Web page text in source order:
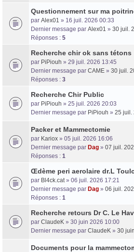
Questionnement sur ma
par Alex01 » 16 juil. 2026 00:33
Dernier message par Alex01 » 30 juil.
Réponses : 5
Recherche chir ok sans tétons
par PiPiouh » 29 juil. 2026 13:45
Dernier message par CAME » 30 juil.
Réponses : 3
Recherche Chir Public
par PiPiouh » 25 juil. 2026 20:03
Dernier message par PiPiouh » 25 juil.
Packer et Mammectomie
par Kariox » 05 juil. 2026 16:06
Dernier message par Dag » 07 juil.
Réponses : 1
Œdème peri aerolaire dr.L
par Bl4ck.cat» 06 juil. 2026 17:21
Dernier message par Dag » 06 juil.
Réponses : 1
Recherche retours Dr C. Le
par ClaudeK » 30 juin 2026 10:00
Dernier message par ClaudeK » 30
Documents pour la